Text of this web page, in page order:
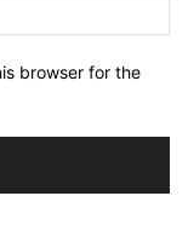
browser for the